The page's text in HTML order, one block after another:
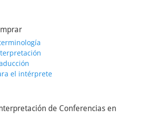
el intérprete
de Conferencias en